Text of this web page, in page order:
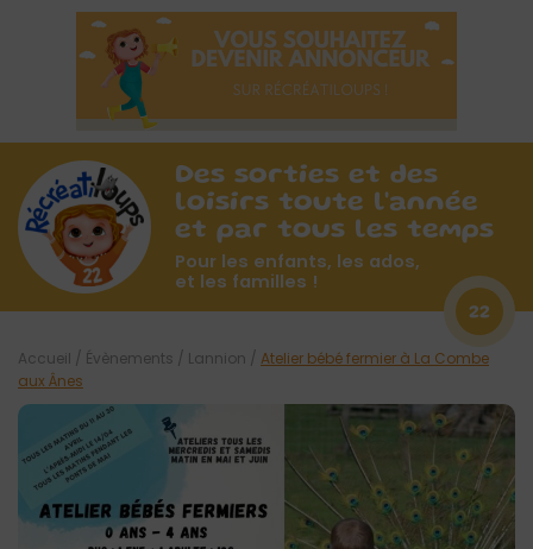
Des sorties et des
loisirs toute l'année
et par tous les temps
Pour les enfants, les ados,
et les familles !
22
Accueil / Évènements / Lannion / Atelier bébé fermier à La Combe
aux Ânes